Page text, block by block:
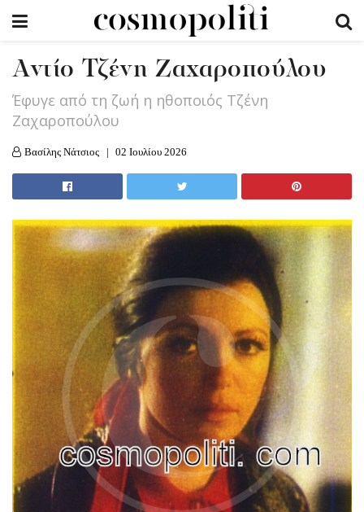
Αντίο Τζένη Ζαχαροπούλου
Έφυγε από τη ζωή η ηθοποιός Τζένη
Ζαχαροπούλου
Βασίλης Νάτσιος 02 Ιουλίου 2026